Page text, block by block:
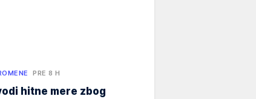
PRE 8 H
hitne mere zbog